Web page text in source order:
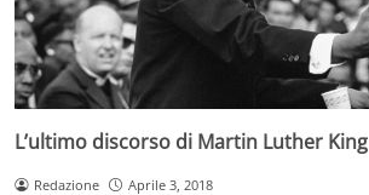
L’ultimo discorso di Martin Luther King
Redazione Aprile 3, 2018